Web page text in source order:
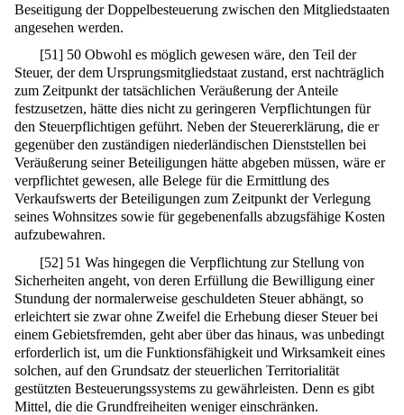
Beseitigung der Doppelbesteuerung zwischen den Mitgliedstaaten
angesehen werden.
[51] 50 Obwohl es möglich gewesen wäre, den Teil der
Steuer, der dem Ursprungsmitgliedstaat zustand, erst nachträglich
zum Zeitpunkt der tatsächlichen Veräußerung der Anteile
festzusetzen, hätte dies nicht zu geringeren Verpflichtungen für
den Steuerpflichtigen geführt. Neben der Steuererklärung, die er
gegenüber den zuständigen niederländischen Dienststellen bei
Veräußerung seiner Beteiligungen hätte abgeben müssen, wäre er
verpflichtet gewesen, alle Belege für die Ermittlung des
Verkaufswerts der Beteiligungen zum Zeitpunkt der Verlegung
seines Wohnsitzes sowie für gegebenenfalls abzugsfähige Kosten
aufzubewahren.
[52] 51 Was hingegen die Verpflichtung zur Stellung von
Sicherheiten angeht, von deren Erfüllung die Bewilligung einer
Stundung der normalerweise geschuldeten Steuer abhängt, so
erleichtert sie zwar ohne Zweifel die Erhebung dieser Steuer bei
einem Gebietsfremden, geht aber über das hinaus, was unbedingt
erforderlich ist, um die Funktionsfähigkeit und Wirksamkeit eines
solchen, auf den Grundsatz der steuerlichen Territorialität
gestützten Besteuerungssystems zu gewährleisten. Denn es gibt
Mittel, die die Grundfreiheiten weniger einschränken.